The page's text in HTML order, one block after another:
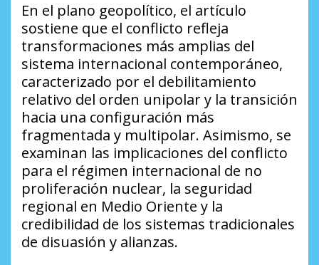
En el plano geopolítico, el artículo
sostiene que el conflicto refleja
transformaciones más amplias del
sistema internacional contemporáneo,
caracterizado por el debilitamiento
relativo del orden unipolar y la transición
hacia una configuración más
fragmentada y multipolar. Asimismo, se
examinan las implicaciones del conflicto
para el régimen internacional de no
proliferación nuclear, la seguridad
regional en Medio Oriente y la
credibilidad de los sistemas tradicionales
de disuasión y alianzas.